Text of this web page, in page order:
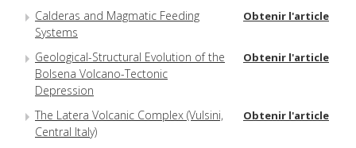
Calderas and Magmatic Feeding
Systems
Obtenir l'article
Geological-Structural Evolution of the
Bolsena Volcano-Tectonic
Depression
Obtenir l'article
The Latera Volcanic Complex (Vulsini,
Central Italy)
Obtenir l'article